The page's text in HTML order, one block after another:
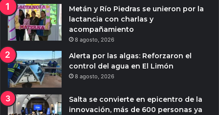
Metán y Río Piedras se unieron por la
lactancia con charlas y
acompañamiento
8 agosto, 2026
Alerta por las algas: Reforzaron el
control del agua en El Limón
8 agosto, 2026
Salta se convierte en epicentro de la
innovación, más de 600 personas ya